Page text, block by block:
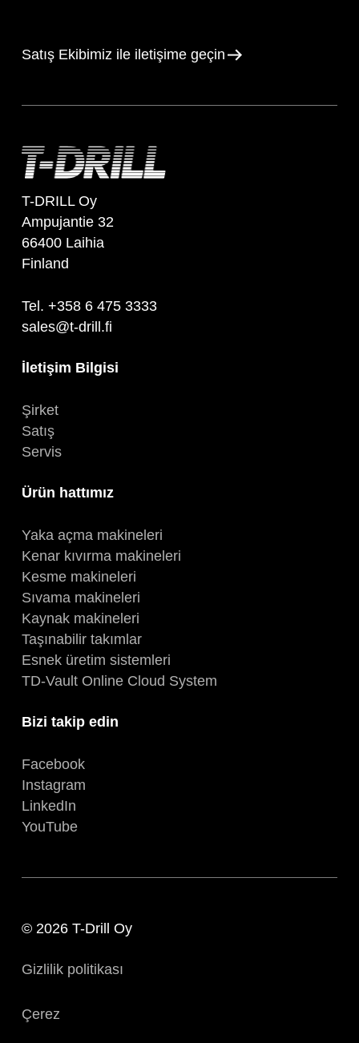
Satış Ekibimiz ile iletişime geçin
T-DRILL Oy
Ampujantie 32
66400 Laihia
Finland
Tel. +358 6 475 3333
sales@t-drill.fi
İletişim Bilgisi
Şirket
Satış
Servis
Ürün hattımız
Yaka açma makineleri
Kenar kıvırma makineleri
Kesme makineleri
Sıvama makineleri
Kaynak makineleri
Taşınabilir takımlar
Esnek üretim sistemleri
TD-Vault Online Cloud System
Bizi takip edin
Facebook
Instagram
LinkedIn
YouTube
© 2026 T-Drill Oy
Gizlilik politikası
Çerez